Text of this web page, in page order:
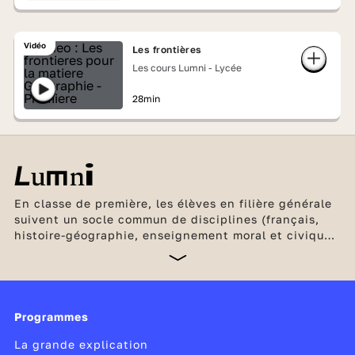
Vidéo
Les frontières
Les cours Lumni - Lycée
28min
En classe de première, les élèves en filière générale
suivent un socle commun de disciplines (français,
histoire-géographie, enseignement moral et civique,
enseignements de spécialité. En filière
enseignements à la fois de culture générale et
peuvent choisir un enseignement optionnel.
Programmes
La grande explication